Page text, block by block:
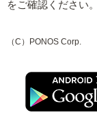
をご確認ください。
（C）PONOS Corp.